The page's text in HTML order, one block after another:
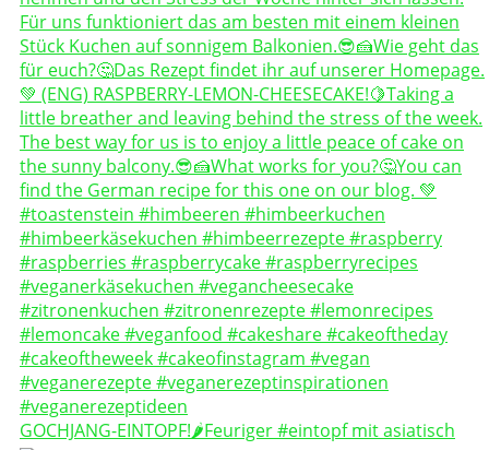
GOCHJANG-EINTOPF!🌶️Feuriger #eintopf mit asiatisch